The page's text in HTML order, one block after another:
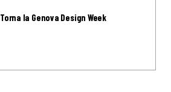
Torna la Genova Design Week